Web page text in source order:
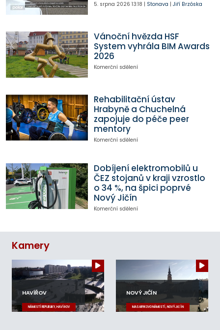
5. srpna 2026 13:18 | Stonava | Jiří Brzóska
Vánoční hvězda HSF
System vyhrála BIM Awards
2026
Komerční sdělení
Rehabilitační ústav
Hrabyně a Chuchelná
zapojuje do péče peer
mentory
Komerční sdělení
Dobíjení elektromobilů u
ČEZ stojanů v kraji vzrostlo
o 34 %, na špici poprvé
Nový Jičín
Komerční sdělení
Kamery
HAVÍŘOV
NÁMĚSTÍ REPUBLIKY, HAVÍŘOV
NOVÝ JIČÍN
MASARYKOVO NÁMĚSTÍ, NOVÝ JIČÍN